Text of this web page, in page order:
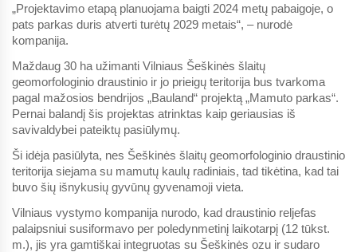
„Projektavimo etapą planuojama baigti 2024 metų pabaigoje, o
pats parkas duris atverti turėtų 2029 metais“, – nurodė
kompanija.
Maždaug 30 ha užimanti Vilniaus Šeškinės šlaitų
geomorfologinio draustinio ir jo prieigų teritorija bus tvarkoma
pagal mažosios bendrijos „Bauland“ projektą „Mamuto parkas“.
Pernai balandį šis projektas atrinktas kaip geriausias iš
savivaldybei pateiktų pasiūlymų.
Ši idėja pasiūlyta, nes Šeškinės šlaitų geomorfologinio draustinio
teritorija siejama su mamutų kaulų radiniais, tad tikėtina, kad tai
buvo šių išnykusių gyvūnų gyvenamoji vieta.
Vilniaus vystymo kompanija nurodo, kad draustinio reljefas
palaipsniui susiformavo per poledynmetinį laikotarpį (12 tūkst.
m.), jis yra gamtiškai integruotas su Šeškinės ozu ir sudaro